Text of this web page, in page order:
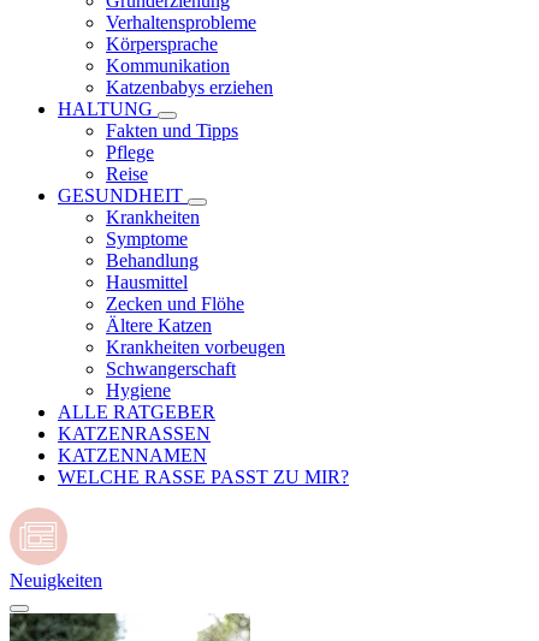
Verhaltensprobleme
Körpersprache
Kommunikation
Katzenbabys erziehen
HALTUNG
Fakten und Tipps
Pflege
Reise
GESUNDHEIT
Krankheiten
Symptome
Behandlung
Hausmittel
Zecken und Flöhe
Ältere Katzen
Krankheiten vorbeugen
Schwangerschaft
Hygiene
ALLE RATGEBER
KATZENRASSEN
KATZENNAMEN
WELCHE RASSE PASST ZU MIR?
Neuigkeiten